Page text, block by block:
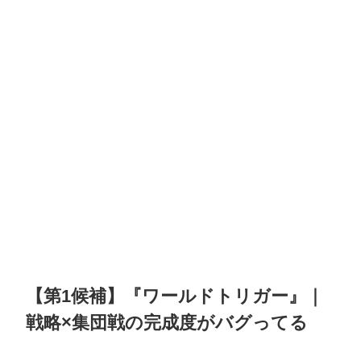
【第1候補】『ワールドトリガー』｜
戦略×集団戦の完成度がバグってる